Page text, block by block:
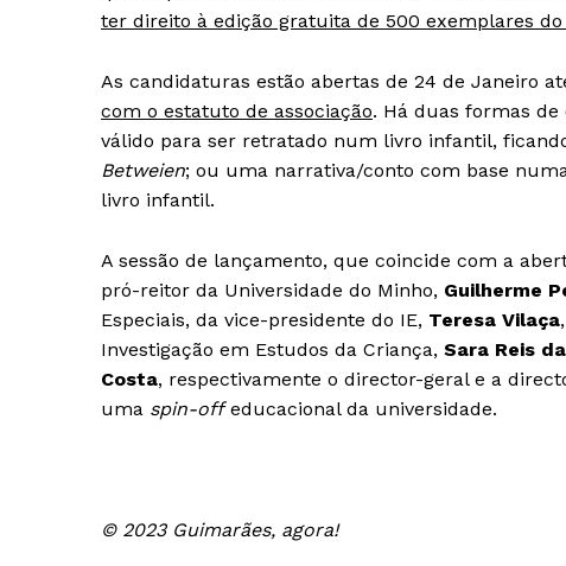
ter direito à edição gratuita de 500 exemplares
As candidaturas estão abertas de 24 de Janeiro
com o estatuto de associação. Há duas formas
válido para ser retratado num livro infantil,
Betweien; ou uma narrativa/conto com base
livro infantil.
A sessão de lançamento, que coincide com a
pró-reitor da Universidade do Minho, Guilherme
Especiais, da vice-presidente do IE, Teresa Vilaça
Investigação em Estudos da Criança, Sara Reis
Costa, respectivamente o director-geral e a
uma spin-offeducacional da universidade.
© 2023 Guimarães, agora!